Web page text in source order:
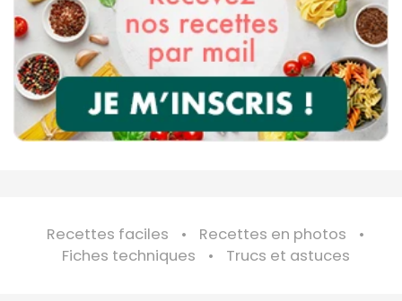
Recettes faciles
Recettes en photos
Fiches techniques
Trucs et astuces